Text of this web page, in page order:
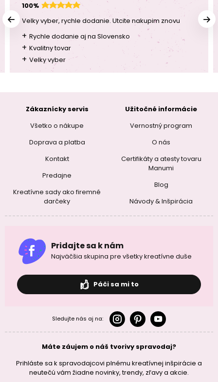
100%
Velky vyber, rychle dodanie. Utcite nakupim znovu
+ Rychle dodanie aj na Slovensko
+ Kvalitny tovar
+ Velky vyber
Zákaznícky servis
Všetko o nákupe
Doprava a platba
Kontakt
Predajne
Kreatívne sady ako firemné
darčeky
Užitočné informácie
Vernostný program
O nás
Certifikáty a atesty tovaru
Manumi
Blog
Návody & Inšpirácia
Pridajte sa k nám
Najväčšia skupina pre všetky kreatívne duše
Páči sa mi to
Sledujte nás aj na:
Máte záujem o náš tvorivy spravodaj?
Prihláste sa k spravodajcovi plnému kreatívnej inšpirácie a
neutečú vám žiadne novinky, trendy, zľavy a akcie.